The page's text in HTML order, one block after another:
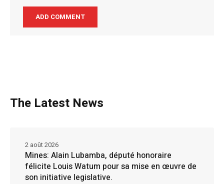
The Latest News
Mines: Alain Lubamba, député honoraire
félicite Louis Watum pour sa mise en œuvre de
son initiative legislative.
2 août 2026